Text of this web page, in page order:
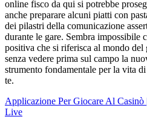
online fisco da qui si potrebbe
anche preparare alcuni piatti con
dei pilastri della comunicazione
durante le gare. Sembra impossibile
positiva che si riferisca al mondo
senza vedere prima sul campo la
strumento fondamentale per la vita
te.
Applicazione Per Giocare Al
Live